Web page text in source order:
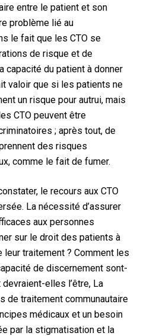
entre le patient et son
problème lié au
le fait que les CTO se
de risque et de
capacité du patient à donner
valoir que si les patients ne
un risque pour autrui, mais
CTO peuvent être
; après tout, de
des risques
comme le fait de fumer.
le recours aux CTO
La nécessité d’assurer
aux personnes
sur le droit des patients à
traitement ? Comment les
de discernement sont-
elles l’être, La
de traitement communautaire
médicaux et un besoin
par la stigmatisation et la